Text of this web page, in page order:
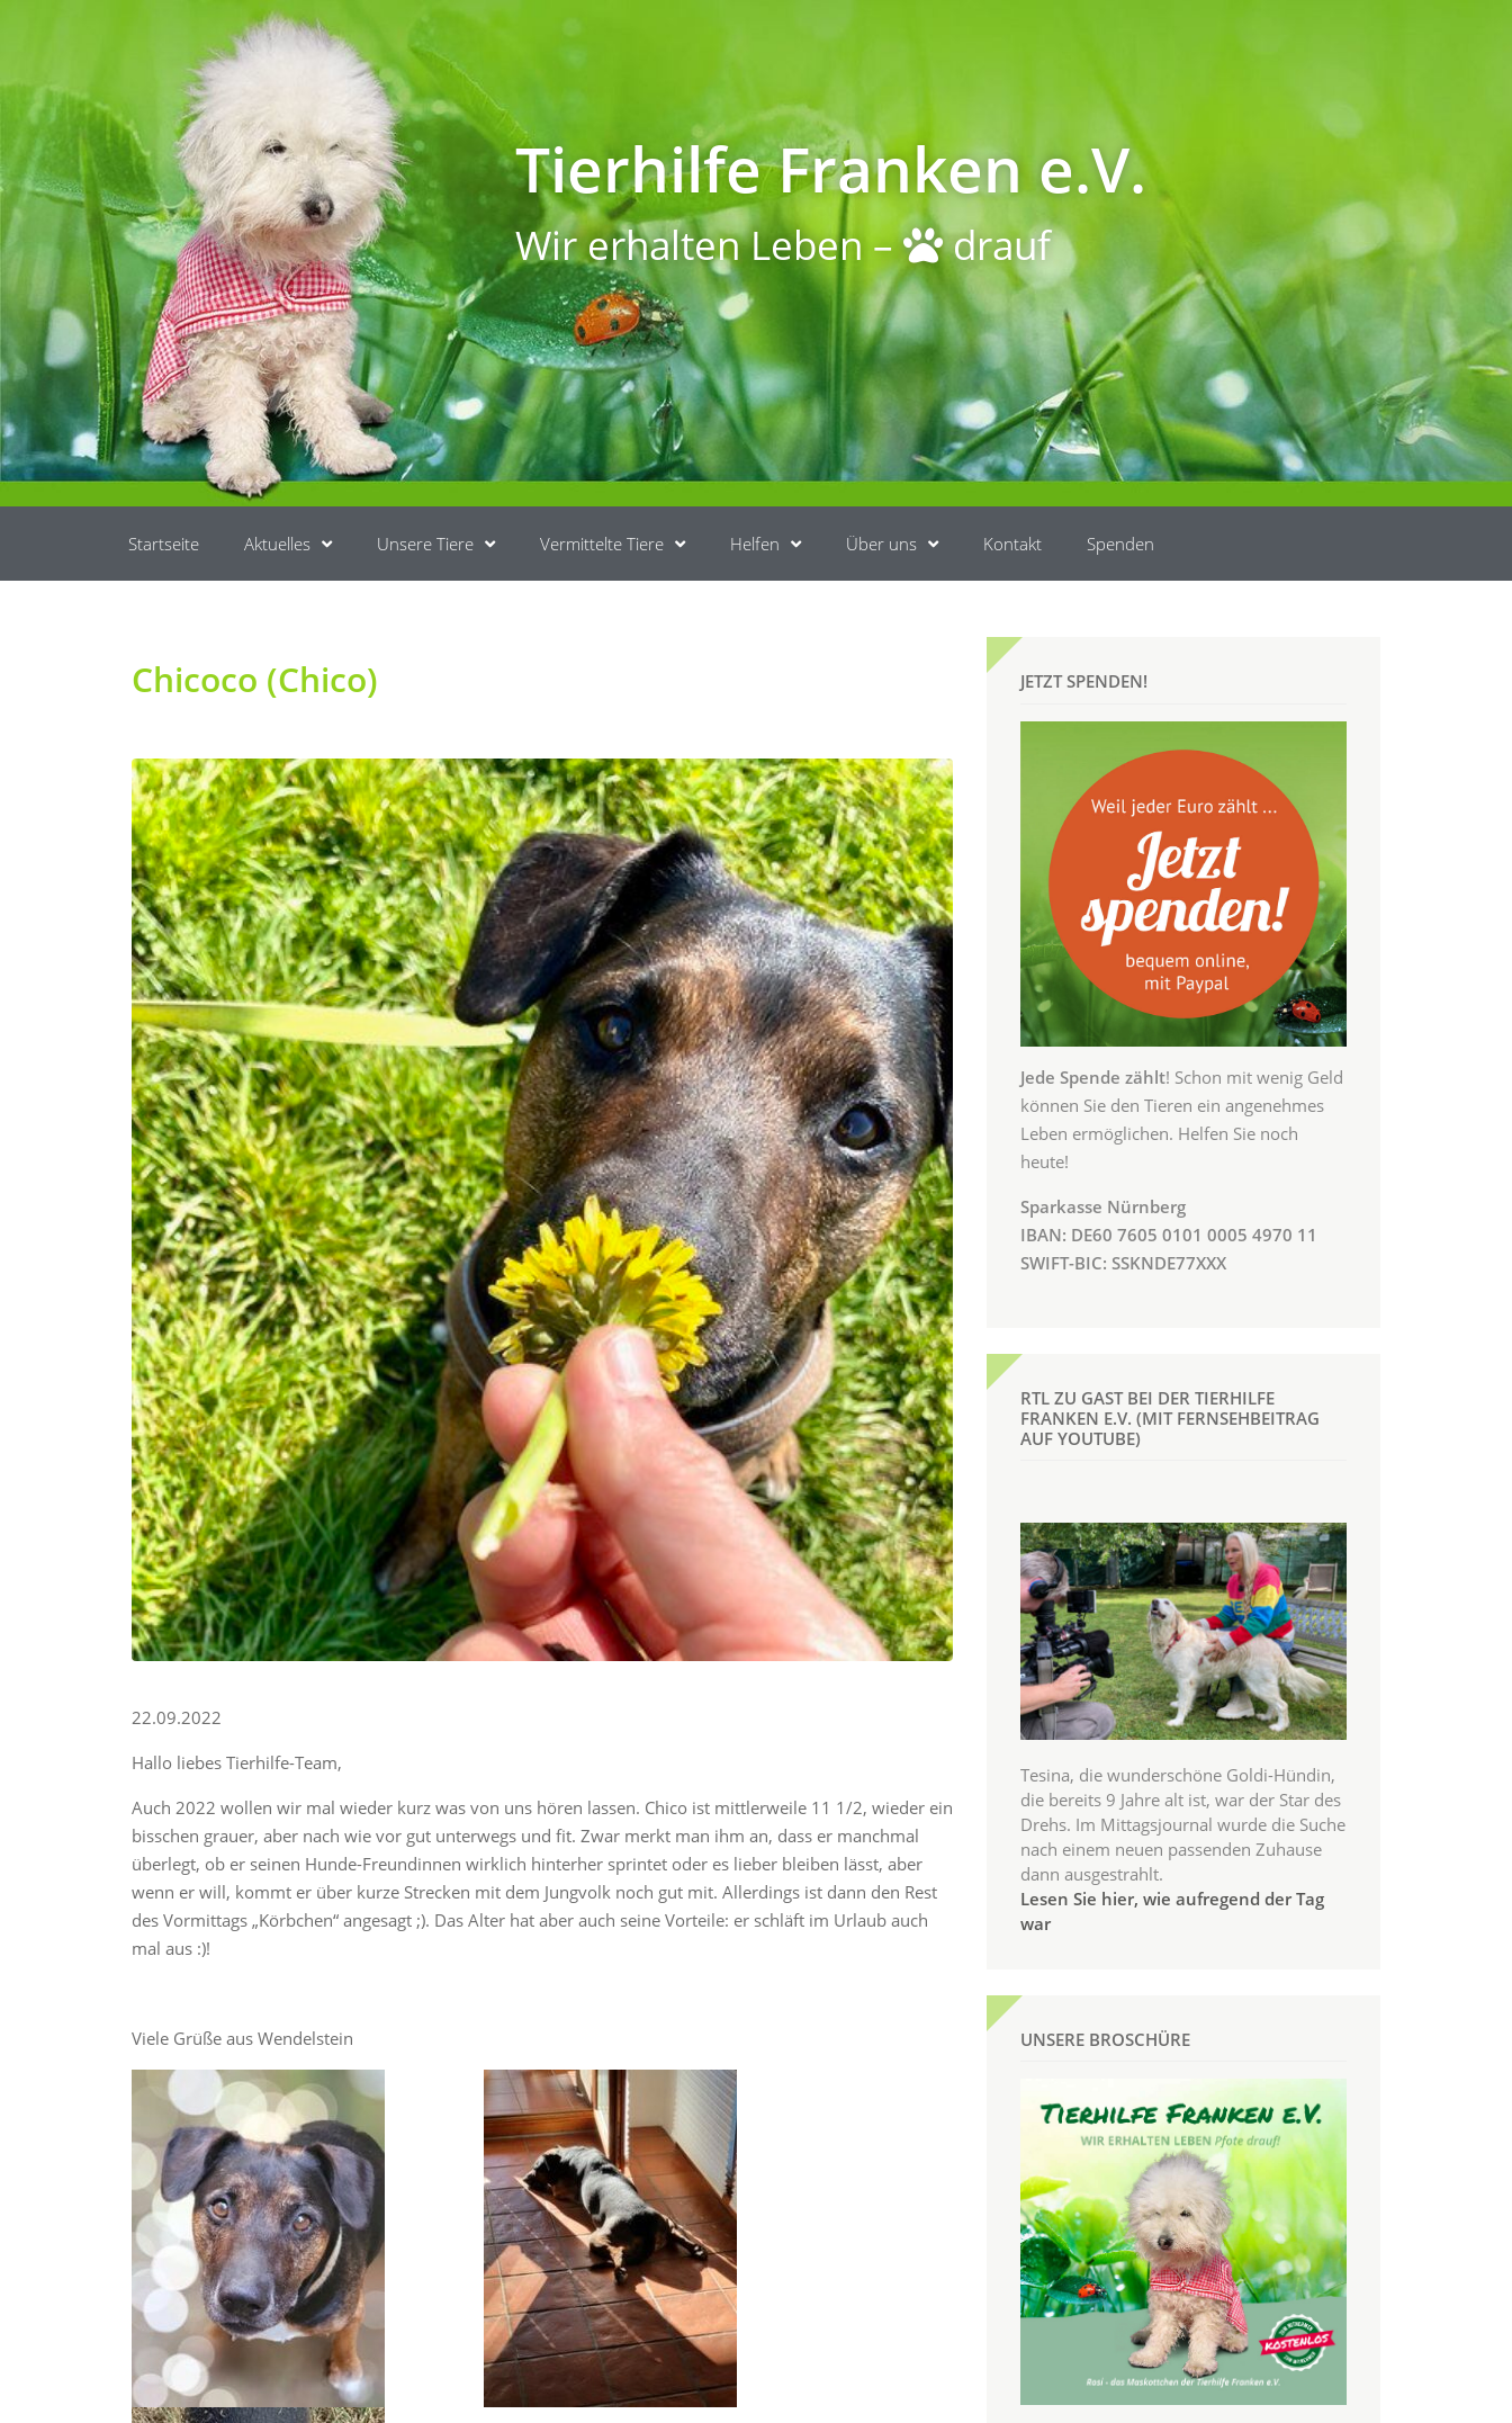
Tierhilfe Franken e.V.
Wir erhalten Leben – drauf
Startseite Aktuelles Unsere Tiere Vermittelte Tiere Helfen Über uns Kontakt Spenden
Chicoco (Chico)
22.09.2022
Hallo liebes Tierhilfe-Team,
Auch 2022 wollen wir mal wieder kurz was von uns hören lassen. Chico ist mittlerweile 11 1/2, wieder ein
bisschen grauer, aber nach wie vor gut unterwegs und fit. Zwar merkt man ihm an, dass er manchmal
überlegt, ob er seinen Hunde-Freundinnen wirklich hinterher sprintet oder es lieber bleiben lässt, aber
wenn er will, kommt er über kurze Strecken mit dem Jungvolk noch gut mit. Allerdings ist dann den Rest
des Vormittags „Körbchen“ angesagt ;). Das Alter hat aber auch seine Vorteile: er schläft im Urlaub auch
mal aus :)!
Viele Grüße aus Wendelstein
JETZT SPENDEN!
Jede Spende zählt! Schon mit wenig Geld
können Sie den Tieren ein angenehmes
Leben ermöglichen. Helfen Sie noch
heute!
Sparkasse Nürnberg
IBAN: DE60 7605 0101 0005 4970 11
SWIFT-BIC: SSKNDE77XXX
RTL ZU GAST BEI DER TIERHILFE
FRANKEN E.V. (MIT FERNSEHBEITRAG
AUF YOUTUBE)
Tesina, die wunderschöne Goldi-Hündin,
die bereits 9 Jahre alt ist, war der Star des
Drehs. Im Mittagsjournal wurde die Suche
nach einem neuen passenden Zuhause
dann ausgestrahlt.
Lesen Sie hier, wie aufregend der Tag
war
UNSERE BROSCHÜRE